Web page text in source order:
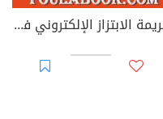
جريمة الابتزاز الإلكتروني في القانون الجزائري